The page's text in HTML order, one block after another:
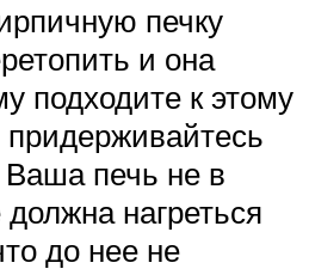
печку
и она
подходите к этому
придерживайтесь
печь не в
нагреться
до нее не